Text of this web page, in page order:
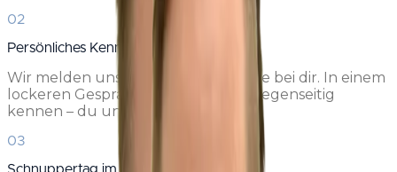
02
Persönliches Kennenlernen
Wir melden uns innert weniger Tage bei dir. In einem
lockeren Gespräch lernen wir uns gegenseitig
kennen – du uns, wir dich.
03